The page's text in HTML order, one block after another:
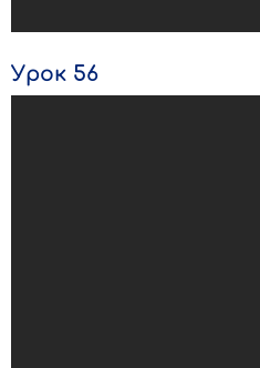
Урок 56